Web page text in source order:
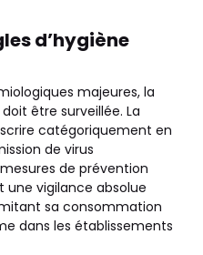
d’hygiène
majeures, la
être surveillée. La
catégoriquement en
de virus
de prévention
vigilance absolue
sa consommation
dans les établissements